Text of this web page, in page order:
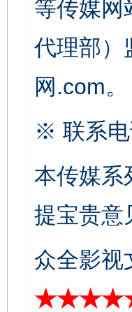
等传媒网
代理部）
网.com。
※ 联系电
本传媒系
提宝贵意
众全影视
这是一记警
在谋一域中